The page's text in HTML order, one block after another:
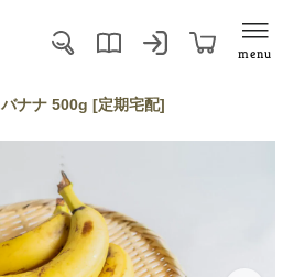
menu
バナナ 500g [定期宅配]